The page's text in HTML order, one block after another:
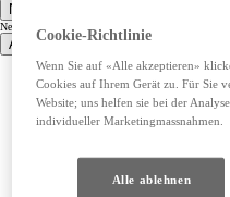
Neuwagen und Angebote
Neuwagen und Angebote
Alle Modelle
Urban Cruiser
Toyota C-HR+
bZ4X
bZ4X Touring
Hilux
Toyota C-HR
Cookie-Richtlinie
Wenn Sie auf «Alle akzeptieren»
Cookies auf Ihrem Gerät zu. Für Sie
Website; uns helfen sie bei der
individueller Marketingmassnahmen.
Alle ablehnen